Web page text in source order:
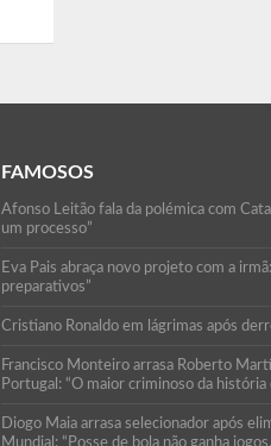
FAMOSOS
Afonso Leitão fala da polémica com
um processo”
Eva Pais abraça novo projeto com a
preparativos”
Cristiano Ronaldo em lágrimas após
Francisco Monteiro arrasa Roberto
Portugal: “O maior criminoso da
Diogo Maia arrasa selecionador após
Mundial: “Posse de bola não ganha